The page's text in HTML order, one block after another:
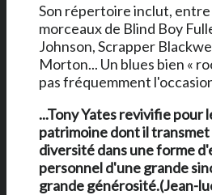
Son répertoire inclut, entre
morceaux de Blind Boy
Johnson, Scrapper
Morton... Un blues bien «
pas fréquemment
...Tony Yates revivifie pour
patrimoine dont il
diversité dans une forme
personnel d'une grande
grande générosité.(Jean-